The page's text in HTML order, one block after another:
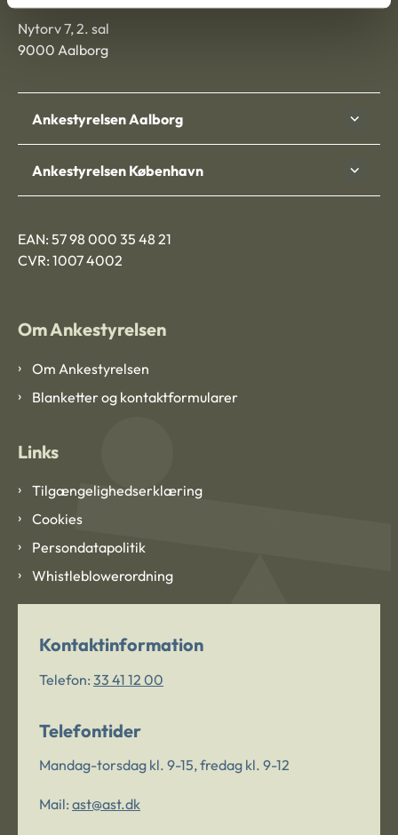
Nytorv 7, 2. sal
9000 Aalborg
Ankestyrelsen Aalborg
Ankestyrelsen København
EAN: 57 98 000 35 48 21
CVR: 1007 4002
Om Ankestyrelsen
Om Ankestyrelsen
Blanketter og kontaktformularer
Links
Tilgængelighedserklæring
Cookies
Persondatapolitik
Whistleblowerordning
Kontaktinformation
Telefon: 33 41 12 00
Telefontider
Mandag-torsdag kl. 9-15, fredag kl. 9-12
Mail: ast@ast.dk